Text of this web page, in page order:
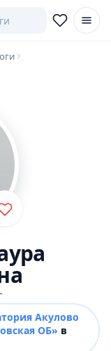
Акулово
ОБ» в